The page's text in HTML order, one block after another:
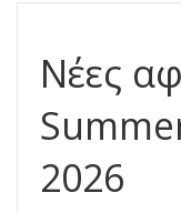
Νέες
2026